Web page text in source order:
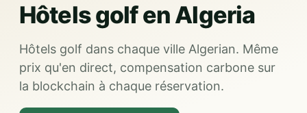
Hôtels golf en Algeria
Hôtels golf dans chaque ville Algerian. Même
prix qu'en direct, compensation carbone sur
la blockchain à chaque réservation.